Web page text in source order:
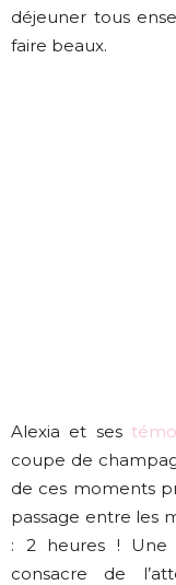
déjeuner tous
faire beaux.
Alexia et ses
coupe de
de ces moments
passage entre les
: 2 heures ! Une
consacre de